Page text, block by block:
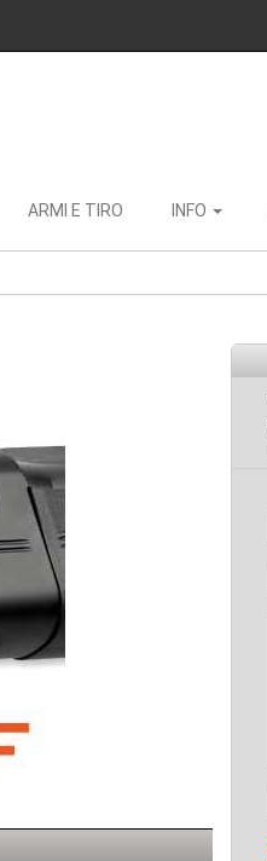
ARMI E TIRO INFO